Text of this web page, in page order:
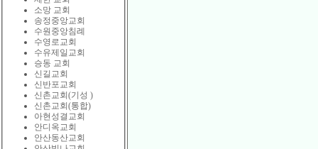
소망 교회
송정중앙교회
수원중앙침례
수영로교회
수유제일교회
승동 교회
신길교회
신반포교회
신촌교회(기성 )
신촌교회(통합)
아현성결교회
안디옥교회
안산동산교회